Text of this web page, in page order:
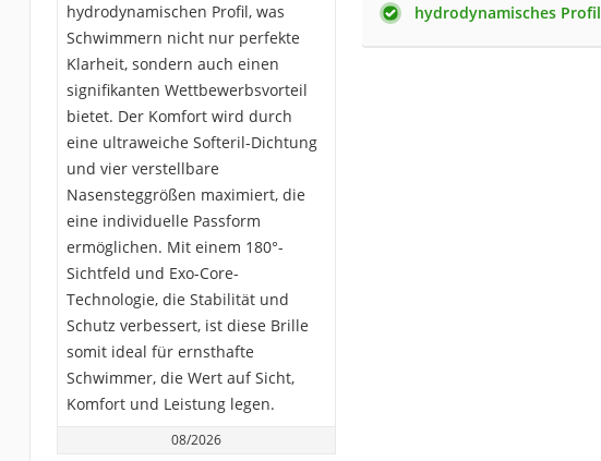
hydrodynamischen Profil, was
Schwimmern nicht nur perfekte
Klarheit, sondern auch einen
signifikanten Wettbewerbsvorteil
bietet. Der Komfort wird durch
eine ultraweiche Softeril-Dichtung
und vier verstellbare
Nasensteggrößen maximiert, die
eine individuelle Passform
ermöglichen. Mit einem 180°-
Sichtfeld und Exo-Core-
Technologie, die Stabilität und
Schutz verbessert, ist diese Brille
somit ideal für ernsthafte
Schwimmer, die Wert auf Sicht,
Komfort und Leistung legen.
08/2026
hydrodynamisches Profil